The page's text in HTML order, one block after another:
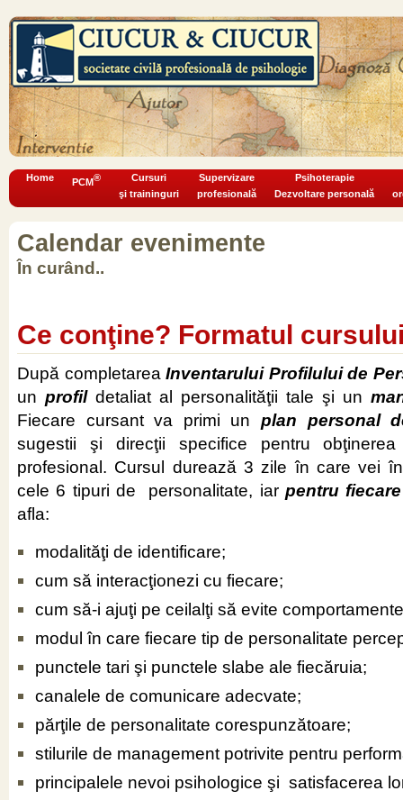
Home PCM®
Cursuri
şi traininguri
Supervizare
profesională
Psihoterapie
Dezvoltare personală
Calendar evenimente
În curând..
Ce conţine? Formatul
După completarea Inventarului Profilului de
un profildetaliat al personalităţii tale şi un
Fiecare cursant va primi un plan personal
sugestii şi direcţii specifice pentru
profesional. Cursul durează 3 zile în care vei
cele 6 tipuri de personalitate, iar pentru
afla:
modalităţi de identificare;
cum să interacţionezi cu fiecare;
cum să‑i ajuţi pe ceilalţi să evite
modul în care fiecare tip de personalitate
punctele tari şi punctele slabe ale fiecăruia;
canalele de comunicare adecvate;
părţile de personalitate corespunzătoare;
stilurile de management potrivite pentru
principalele nevoi psihologice şi satisfacerea